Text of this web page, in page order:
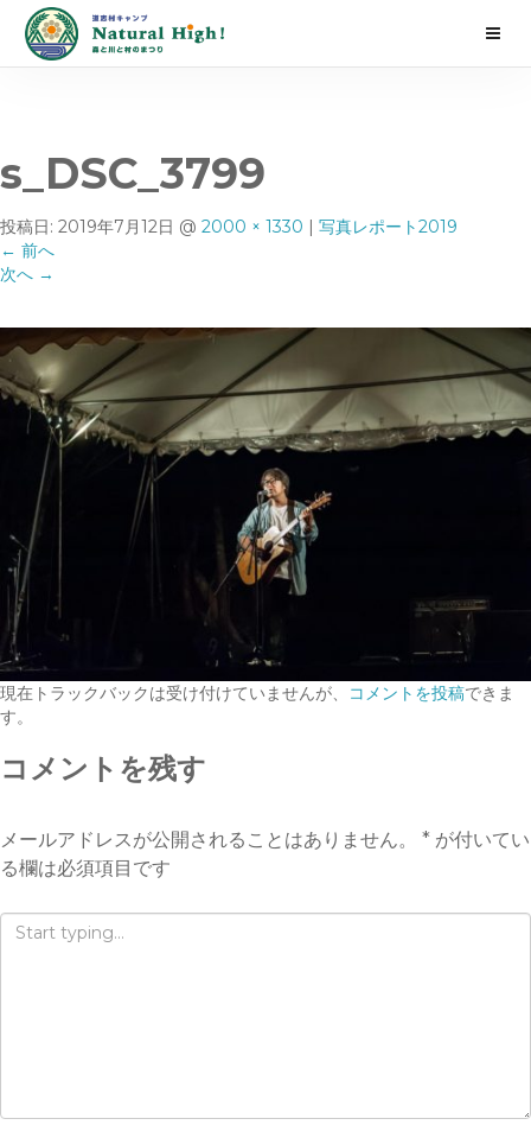
s_DSC_3799
投稿日: 2019年7月12日 @ 2000 × 1330 | 写真レポート2019
← 前へ
次へ →
現在トラックバックは受け付けていませんが、 コメントを投稿できま
す。
コメントを残す
メールアドレスが公開されることはありません。 * が付いてい
る欄は必須項目です